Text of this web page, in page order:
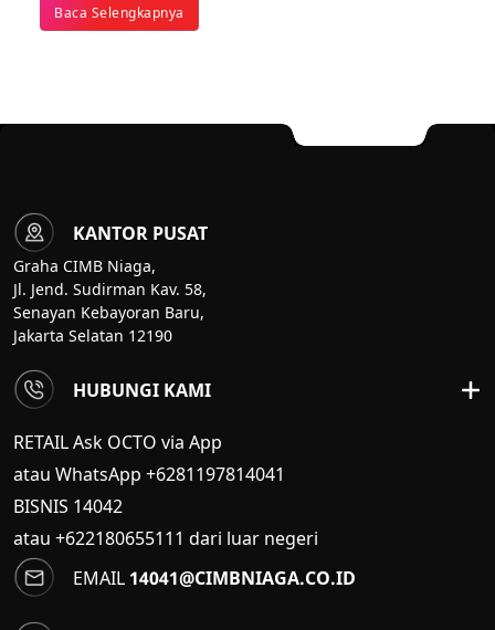
Baca Selengkapnya
KANTOR PUSAT
Graha CIMB Niaga,
Jl. Jend. Sudirman Kav. 58,
Senayan Kebayoran Baru,
Jakarta Selatan 12190
HUBUNGI KAMI
RETAIL Ask OCTO via App
atau WhatsApp +6281197814041
BISNIS 14042
atau +622180655111 dari luar negeri
EMAIL 14041@CIMBNIAGA.CO.ID